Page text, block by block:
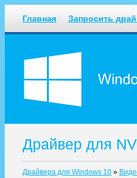
Главная Запросить
Драйвер для
Драйвера для Windows 10 »